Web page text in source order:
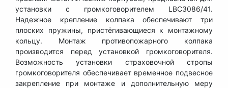
установки с громкоговорителем LBC3086/41.
Надежное крепление колпака обеспечивают три
плоских пружины, пристёгивающиеся к монтажному
кольцу. Монтаж противопожарного колпака
производится перед установкой громкоговорителя.
Возможность установки страховочной стропы
громкоговорителя обеспечивает временное подвесное
закрепление при монтаже и дополнительную меру